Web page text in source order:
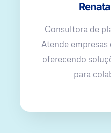
Consultora de
Atende empresas
oferecendo
para